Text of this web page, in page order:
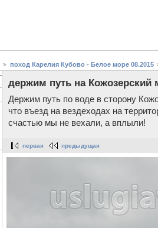
поход Карелия Кубово - Белое море 08.2015
держим путь на Кожозерский
Держим путь по воде в сторону
что въезд на вездеходах на
счастью мы не вехали, а вплыли!
первая предыдущая